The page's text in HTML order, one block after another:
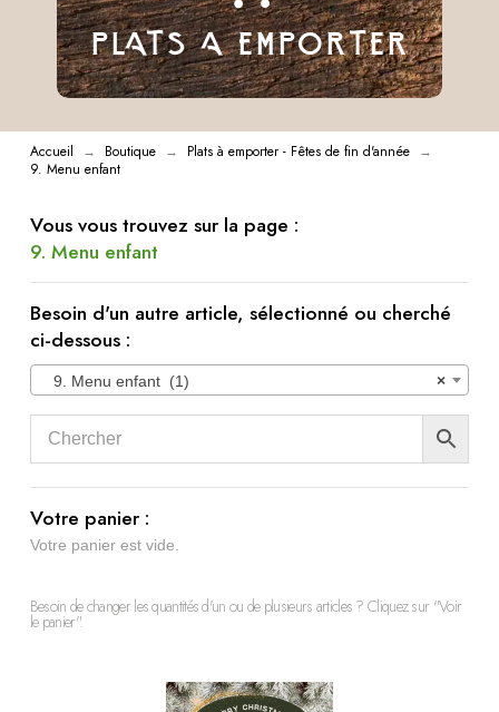
PLATS A EMPORTER
Accueil → Boutique → Plats à emporter - Fêtes de fin d'année →
9. Menu enfant
Vous vous trouvez sur la page :
9. Menu enfant
Besoin d'un autre article, sélectionné ou cherché
ci-dessous :
×
9. Menu enfant (1)
Votre panier :
Votre panier est vide.
Besoin de changer les quantités d'un ou de plusieurs articles ? Cliquez sur "Voir
le panier".